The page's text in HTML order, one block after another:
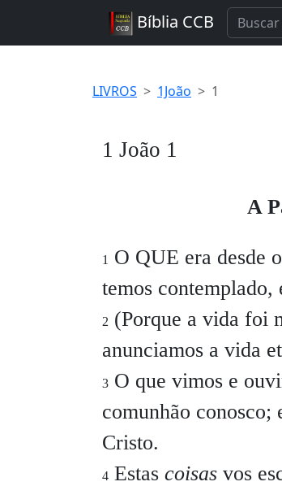
Bíblia CCB
LIVROS 1João 1
1 João 1
A
1
O QUE era desde
temos contemplado,
2 (Porque a vida foi
anunciamos a vida
3 O que vimos e
comunhão conosco;
Cristo.
4 Estas coisas vos